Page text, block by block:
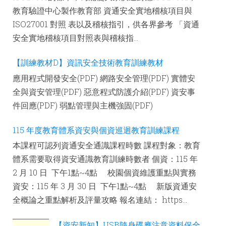
教育驗證中心製作教育部 資通安全實地稽核項目與
ISO27001 對照 表以及稽核指引，供各界參考 「資通
安全實地稽核項目對照表與稽核指...
【訓練教材D】資訊安全技術教育訓練教材
應用程式開發安全(PDF) 網路安全管理(PDF) 實體安
全與資安管理(PDF) 惡意程式防護介紹(PDF) 資安事
件回應(PDF) 弱點管理與主機強固(PDF)
115 年度教育體系資安與個資巡迴教育訓練課程
本課程可認列資通安全通識課程時數 課程對象：教育
體系需要取得資安通識教育訓練時數者 個資：115 年
2 月 10 日 下午1點~4點 校園個資維護重點與實務
資安：115 年 3 月 30 日 下午1點~4點 新版資通安
全概論之重點解析及評量攻略 報名連結： https...